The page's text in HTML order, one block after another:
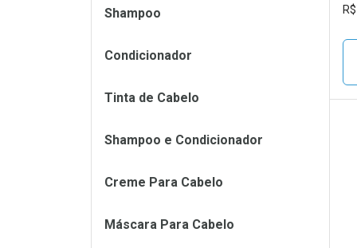
R$
Shampoo
Condicionador
Tinta de Cabelo
Shampoo e Condicionador
Creme Para Cabelo
Máscara Para Cabelo